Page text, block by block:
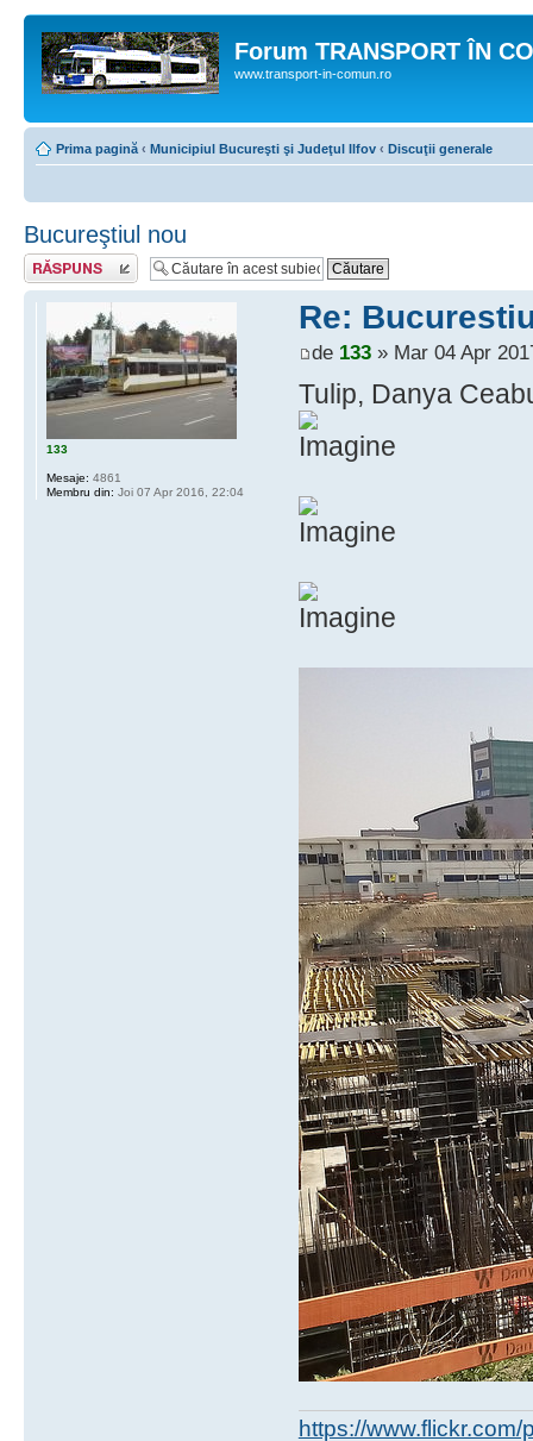
Forum TRANSPORT ÎN
www.transport-in-comun.ro
Prima pagină ‹ Municipiul Bucureşti şi Judeţul Ilfov ‹ Discuţii generale
Bucureştiul nou
Răspunde
Re:
de 133» Mar 04 Apr
Tulip, Danya
https://
133
Mesaje: 4861
Membru din: Joi 07 Apr 2016, 22:04